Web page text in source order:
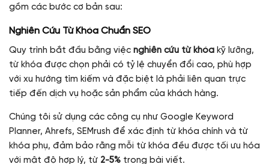
gồm các bước cơ bản sau:
Nghiên Cứu Từ Khóa Chuẩn SEO
Quy trình bắt đầu bằng việc nghiên cứu từ khóa kỹ lưỡng,
từ khóa được chọn phải có tỷ lệ chuyển đổi cao, phù hợp
với xu hướng tìm kiếm và đặc biệt là phải liên quan trực
tiếp đến dịch vụ hoặc sản phẩm của khách hàng.
Chúng tôi sử dụng các công cụ như Google Keyword
Planner, Ahrefs, SEMrush để xác định từ khóa chính và từ
khóa phụ, đảm bảo rằng mỗi từ khóa đều được tối ưu hóa
với mật độ hợp lý, từ 2-5% trong bài viết.